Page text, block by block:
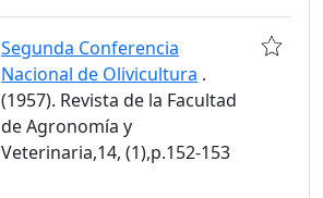
Segunda Conferencia
Nacional de Olivicultura .
(1957). Revista de la Facultad
de Agronomía y
Veterinaria,14, (1),p.152-153